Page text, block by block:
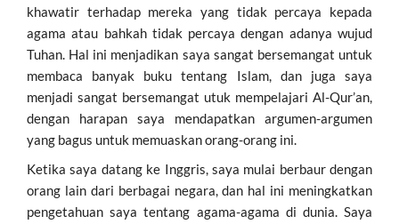
khawatir terhadap mereka yang tidak percaya kepada
agama atau bahkah tidak percaya dengan adanya wujud
Tuhan. Hal ini menjadikan saya sangat bersemangat untuk
membaca banyak buku tentang Islam, dan juga saya
menjadi sangat bersemangat utuk mempelajari Al-Qur’an,
dengan harapan saya mendapatkan argumen-argumen
yang bagus untuk memuaskan orang-orang ini.
Ketika saya datang ke Inggris, saya mulai berbaur dengan
orang lain dari berbagai negara, dan hal ini meningkatkan
pengetahuan saya tentang agama-agama di dunia. Saya